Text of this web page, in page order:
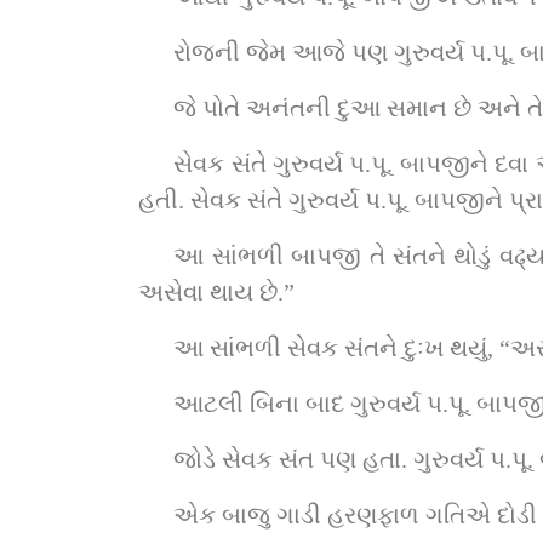
રોજની જેમ આજે પણ ગુરુવર્ય પ.પૂ.
જે પોતે અનંતની દુઆ સમાન છે અને તે
સેવક સંતે ગુરુવર્ય પ.પૂ. બાપજીને દવા
હતી. સેવક સંતે ગુરુવર્ય પ.પૂ. બાપજીને
આ સાંભળી બાપજી તે સંતને થોડું
અસેવા થાય છે.”
આ સાંભળી સેવક સંતને દુઃખ થયું,
આટલી બિના બાદ ગુરુવર્ય પ.પૂ.
જોડે સેવક સંત પણ હતા. ગુરુવર્ય
એક બાજુ ગાડી હરણફાળ ગતિએ